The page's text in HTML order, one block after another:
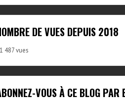
DE VUES DEPUIS 2018
487 vues
VOUS À CE BLOG PAR